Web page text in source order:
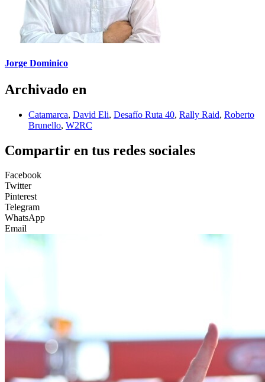
Jorge Dominico
Archivado en
Catamarca, David Eli, Desafío Ruta 40, Rally Raid, Roberto
Brunello, W2RC
Compartir en tus redes sociales
Facebook
Twitter
Pinterest
Telegram
WhatsApp
Email